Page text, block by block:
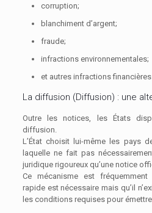
corruption;
blanchiment d’argent;
fraude;
infractions environnementales;
et autres infractions financières.
La diffusion (Diffusion) : une
Outre les notices, les États
diffusion.
L’État choisit lui-même les pays
laquelle ne fait pas
juridique rigoureux qu’une notice
Ce mécanisme est fréquemment
rapide est nécessaire mais qu’il
les conditions requises pour